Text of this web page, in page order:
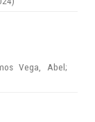
Vega, Abel;